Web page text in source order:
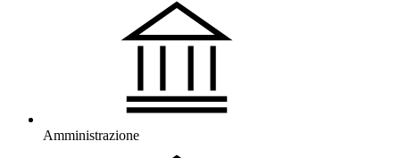
Amministrazione